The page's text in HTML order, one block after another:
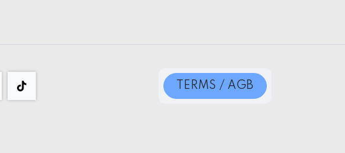
TERMS / AGB